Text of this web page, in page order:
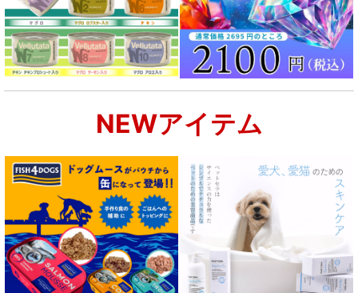
腎臓ケア対応ドッグフード
肝臓ケア対応ドッグフード
肥満ケア対応 フード for DOG
泌尿器ケア対応 フード for DOG
NEWアイテム